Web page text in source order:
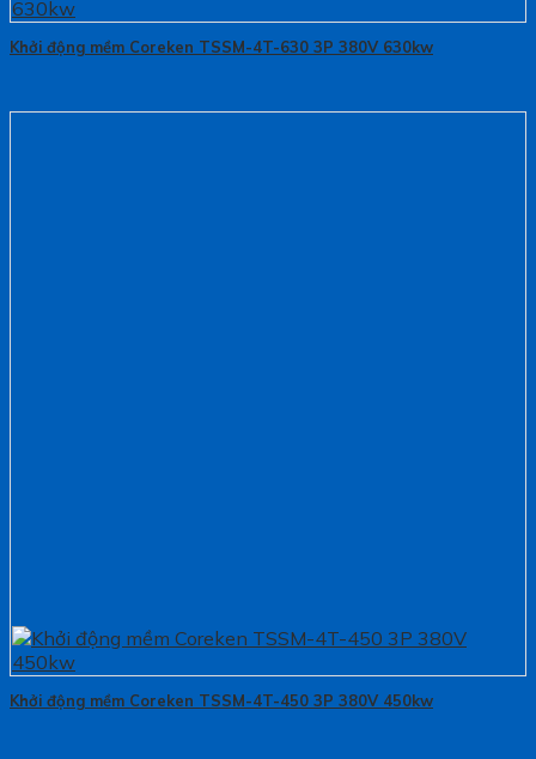
Khởi động mềm Coreken TSSM-4T-630 3P 380V 630kw
Khởi động mềm Coreken TSSM-4T-450 3P 380V 450kw